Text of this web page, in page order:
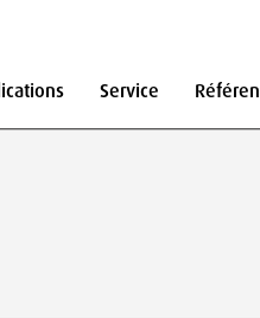
Service